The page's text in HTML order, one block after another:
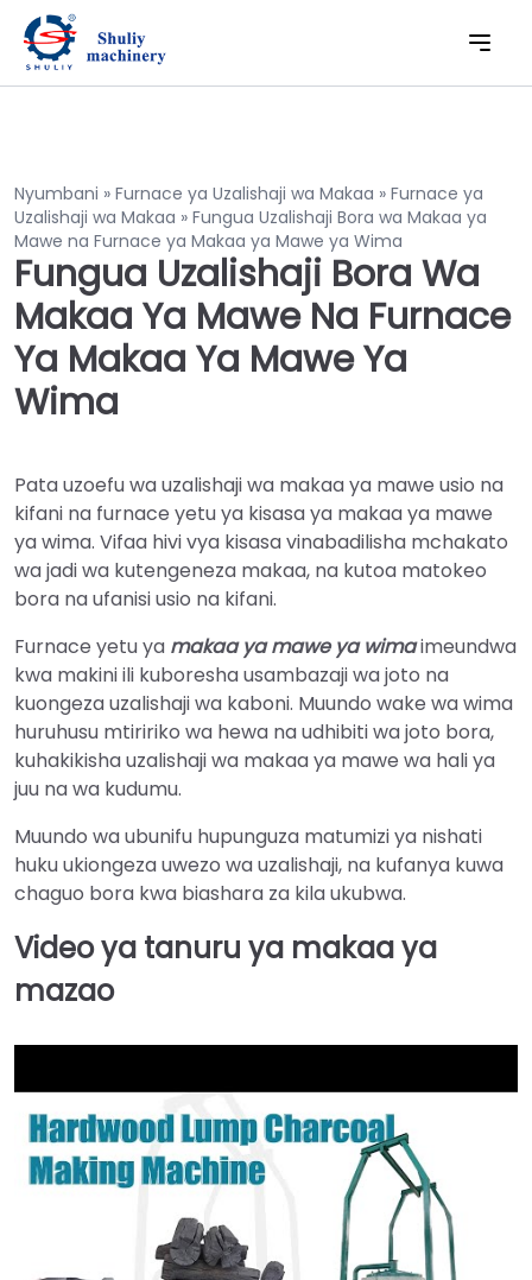
Nyumbani » Furnace ya Uzalishaji wa Makaa » Furnace ya
Uzalishaji wa Makaa » Fungua Uzalishaji Bora wa Makaa ya
Mawe na Furnace ya Makaa ya Mawe ya Wima
Fungua Uzalishaji Bora Wa
Makaa Ya Mawe Na Furnace
Ya Makaa Ya Mawe Ya
Wima
Pata uzoefu wa uzalishaji wa makaa ya mawe usio na
kifani na furnace yetu ya kisasa ya makaa ya mawe
ya wima. Vifaa hivi vya kisasa vinabadilisha mchakato
wa jadi wa kutengeneza makaa, na kutoa matokeo
bora na ufanisi usio na kifani.
Furnace yetu ya makaa ya mawe ya wimaimeundwa
kwa makini ili kuboresha usambazaji wa joto na
kuongeza uzalishaji wa kaboni. Muundo wake wa wima
huruhusu mtiririko wa hewa na udhibiti wa joto bora,
kuhakikisha uzalishaji wa makaa ya mawe wa hali ya
juu na wa kudumu.
Muundo wa ubunifu hupunguza matumizi ya nishati
huku ukiongeza uwezo wa uzalishaji, na kufanya kuwa
chaguo bora kwa biashara za kila ukubwa.
Video ya tanuru ya makaa ya
mazao